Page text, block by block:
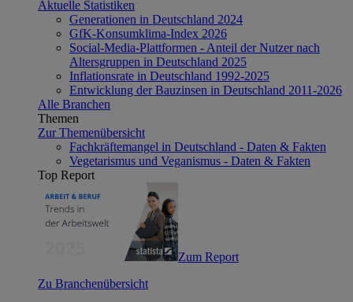
Aktuelle Statistiken
Generationen in Deutschland 2024
GfK-Konsumklima-Index 2026
Social-Media-Plattformen - Anteil der Nutzer nach
Altersgruppen in Deutschland 2025
Inflationsrate in Deutschland 1992-2025
Entwicklung der Bauzinsen in Deutschland 2011-2026
Alle Branchen
Themen
Zur Themenübersicht
Fachkräftemangel in Deutschland - Daten & Fakten
Vegetarismus und Veganismus - Daten & Fakten
Top Report
Zum Report
Zu Branchenübersicht